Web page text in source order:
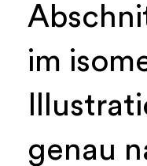
im
genau